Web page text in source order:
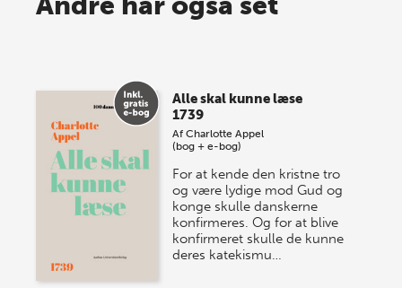
store sommer-lagersalg, så sæt kryds i kalenderen
onsdag den 10. j…
Alle skal kunne læse
1739
AfCharlotte Appel
(bog + e-bog)
For at kende den kristne tro
og være lydige mod Gud og
konge skulle danskerne
konfirmeres. Og for at blive
konfirmeret skulle de kunne
deres katekismu…